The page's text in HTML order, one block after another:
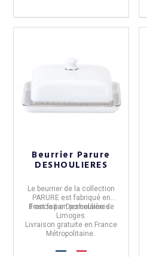
Beurrier Parure
DESHOULIERES
Le beurrier de la collection
PARURE est fabriqué en
FranceparDeshoulières .
Il est fait en porcelaine de
Limoges.
Livraison gratuite en France
Métropolitaine.